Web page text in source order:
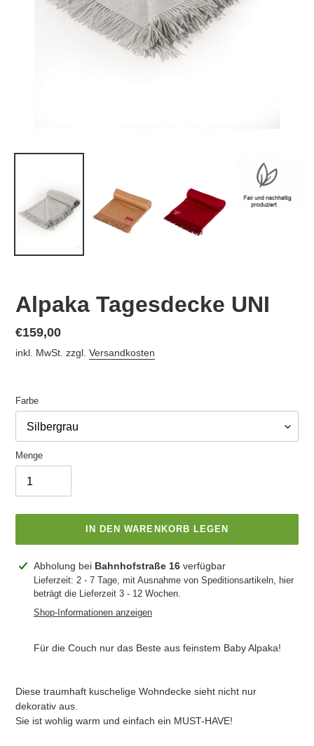
Alpaka Tagesdecke UNI
Normaler
Preis
€159,00
inkl. MwSt. zzgl. Versandkosten
Farbe
Menge
IN DEN WARENKORB LEGEN
Produkt
Warenkorb
Abholung bei Bahnhofstraße 16 verfügbar
Lieferzeit: 2 - 7 Tage, mit Ausnahme von Speditionsartikeln, hier
beträgt die Lieferzeit 3 - 12 Wochen.
Shop-Informationen anzeigen
Für die Couch nur das Beste aus feinstem Baby Alpaka!
Diese traumhaft kuschelige Wohndecke sieht nicht nur
dekorativ aus.
Sie ist wohlig warm und einfach ein MUST-HAVE!